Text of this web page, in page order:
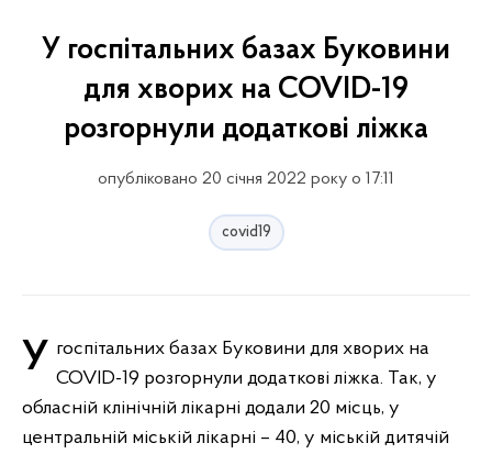
У госпітальних базах Буковини
для хворих на COVID-19
розгорнули додаткові ліжка
опубліковано 20 січня 2022 року о 17:11
covid19
У госпітальних базах Буковини для хворих на COVID-19 розгорнули додаткові ліжка. Так, у
обласній клінічній лікарні додали 20 місць, у
центральній міській лікарні – 40, у міській дитячій